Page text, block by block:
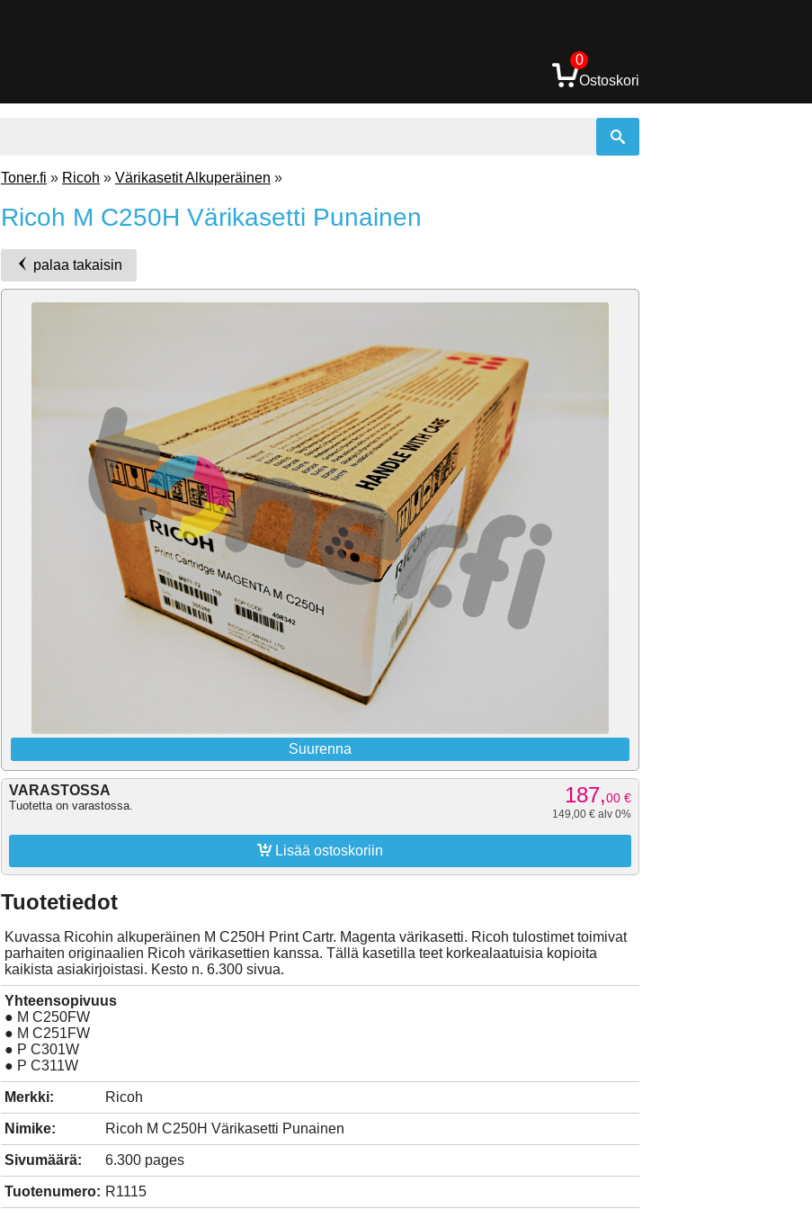
0
Ostoskori
Toner.fi » Ricoh » Värikasetit Alkuperäinen »
Ricoh M C250H Värikasetti Punainen
palaa takaisin
Suurenna
VARASTOSSA
Tuotetta on varastossa. 187,00 €
149,00 € alv 0%
 Lisää ostoskoriin
Tuotetiedot
Kuvassa Ricohin alkuperäinen M C250H Print Cartr. Magenta värikasetti. Ricoh tulostimet toimivat
parhaiten originaalien Ricoh värikasettien kanssa. Tällä kasetilla teet korkealaatuisia kopioita
kaikista asiakirjoistasi. Kesto n. 6.300 sivua.
Yhteensopivuus
● M C250FW
● M C251FW
● P C301W
● P C311W
Merkki: Ricoh
Nimike: Ricoh M C250H Värikasetti Punainen
Sivumäärä: 6.300 pages
Tuotenumero: R1115